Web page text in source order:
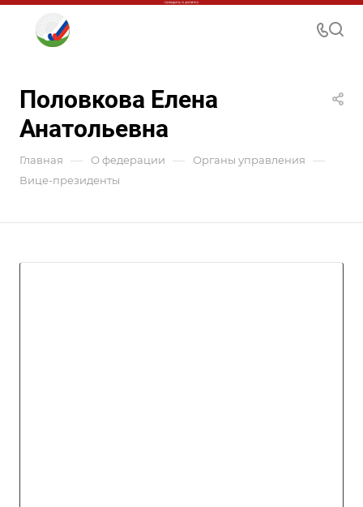
Половкова Елена
Анатольевна
Главная — О федерации — Органы управления —
Вице-президенты